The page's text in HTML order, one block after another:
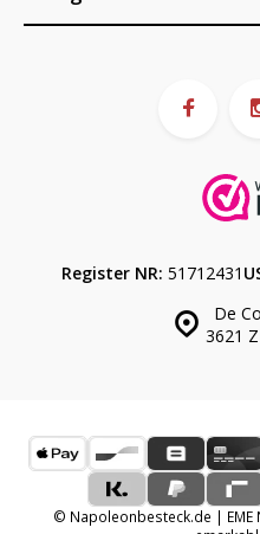
De
3621
Register NR: 51712431
© Napoleonbesteck.de |